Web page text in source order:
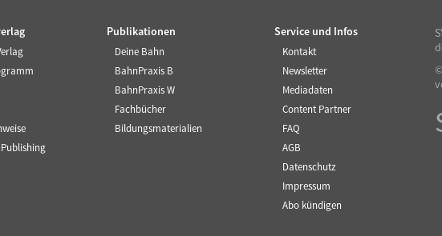
Publikationen
Deine Bahn
BahnPraxis B
BahnPraxis W
Fachbücher
Bildungsmaterialien
Service und Infos
Kontakt
Newsletter
Mediadaten
Content Partner
FAQ
AGB
Datenschutz
Impressum
Abo kündigen